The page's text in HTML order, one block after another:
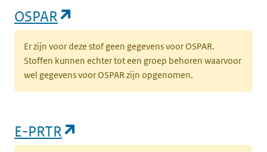
OSPAR
Er zijn voor deze stof geen gegevens voor OSPAR.
Stoffen kunnen echter tot een groep behoren waarvoor
wel gegevens voor OSPAR zijn opgenomen.
E-PRTR